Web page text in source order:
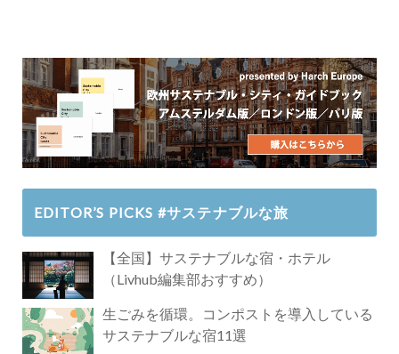
EDITOR’S PICKS #サステナブルな旅
【全国】サステナブルな宿・ホテル
（Livhub編集部おすすめ）
生ごみを循環。コンポストを導入している
サステナブルな宿11選